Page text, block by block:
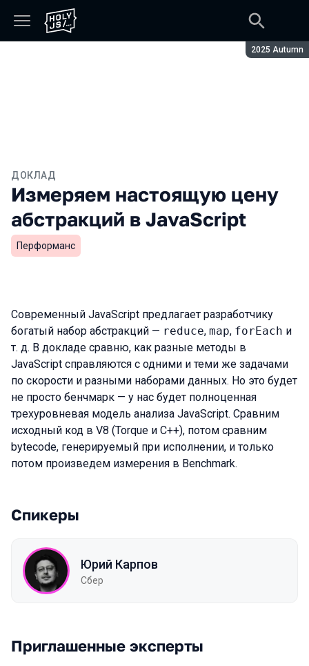
Сезон:
2025 Autumn
ДОКЛАД
Измеряем настоящую цену
абстракций в JavaScript
Перформанс
Современный JavaScript предлагает разработчику
богатый набор абстракций — reduce, map, forEach и
т. д. В докладе сравню, как разные методы в
JavaScript справляются с одними и теми же задачами
по скорости и разными наборами данных. Но это будет
не просто бенчмарк — у нас будет полноценная
трехуровневая модель анализа JavaScript. Сравним
исходный код в V8 (Torque и C++), потом сравним
bytecode, генерируемый при исполнении, и только
потом произведем измерения в Benchmark.
Спикеры
Юрий Карпов
Сбер
Приглашенные эксперты